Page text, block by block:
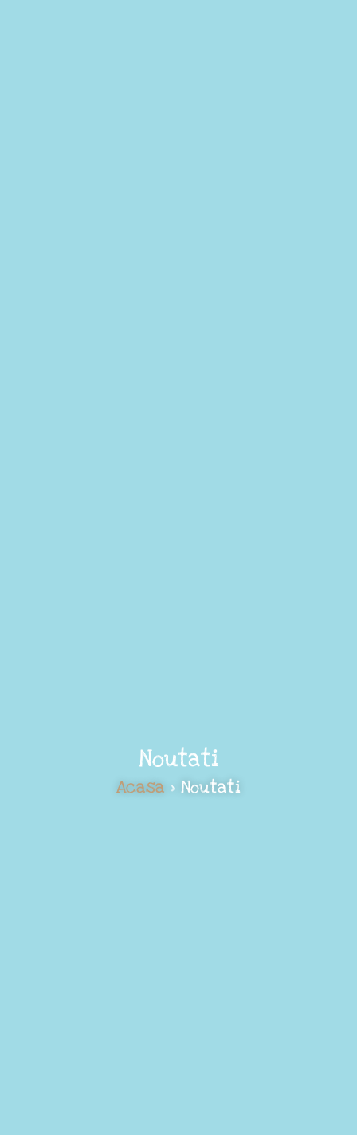
Noutati
Acasa > Noutati